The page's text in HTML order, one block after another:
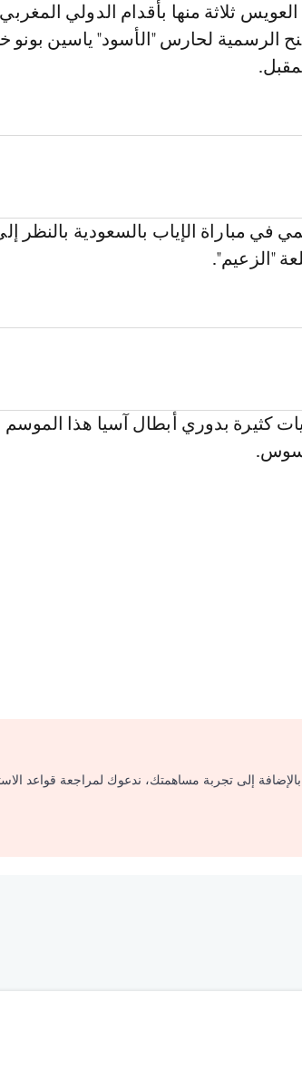
الرسمية لحارس "الأسود" ياسين بونو
مباراة الإياب بالسعودية بالنظر
"الزعيم".
كثيرة بدوري أبطال آسيا هذا
إلى تجربة مساهمتك، ندعوك لمراجعة قواعد